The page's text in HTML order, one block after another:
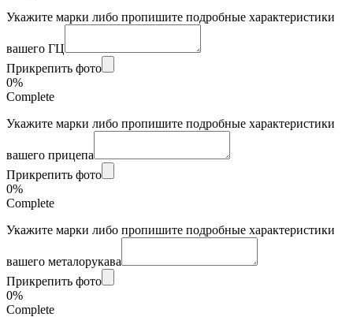
Укажите марки либо пропишите подробные характеристики
вашего ГЦ
Прикрепить фото
0%
Complete
Укажите марки либо пропишите подробные характеристики
вашего прицепа
Прикрепить фото
0%
Complete
Укажите марки либо пропишите подробные характеристики
вашего металорукава
Прикрепить фото
0%
Complete